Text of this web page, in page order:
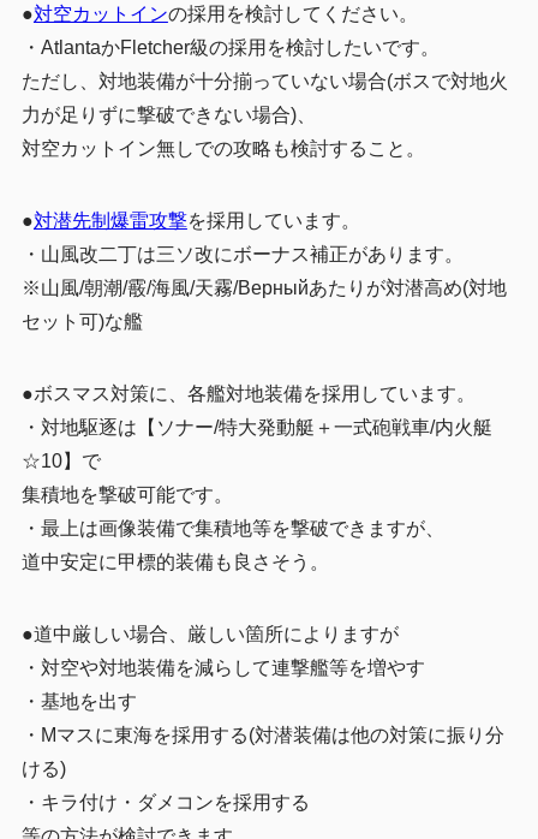
●対空カットインの採用を検討してください。
・AtlantaかFletcher級の採用を検討したいです。
ただし、対地装備が十分揃っていない場合(ボスで対地火
力が足りずに撃破できない場合)、
対空カットイン無しでの攻略も検討すること。
●対潜先制爆雷攻撃を採用しています。
・山風改二丁は三ソ改にボーナス補正があります。
※山風/朝潮/霰/海風/天霧/Верныйあたりが対潜高め(対地
セット可)な艦
●ボスマス対策に、各艦対地装備を採用しています。
・対地駆逐は【ソナー/特大発動艇＋一式砲戦車/内火艇
☆10】で
集積地を撃破可能です。
・最上は画像装備で集積地等を撃破できますが、
道中安定に甲標的装備も良さそう。
●道中厳しい場合、厳しい箇所によりますが
・対空や対地装備を減らして連撃艦等を増やす
・基地を出す
・Mマスに東海を採用する(対潜装備は他の対策に振り分
ける)
・キラ付け・ダメコンを採用する